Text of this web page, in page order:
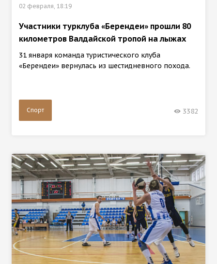
02 февраля, 18:19
Участники турклуба «Берендеи» прошли 80
километров Валдайской тропой на лыжах
31 января команда туристического клуба
«Берендеи» вернулась из шестидневного похода.
Спорт 3382